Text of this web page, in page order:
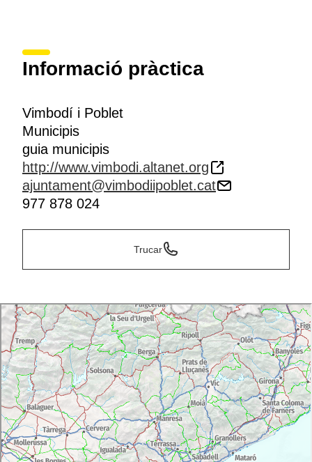
Informació pràctica
Vimbodí i Poblet
Municipis
guia municipis
http://www.vimbodi.altanet.org
ajuntament@vimbodiipoblet.cat
977 878 024
Trucar